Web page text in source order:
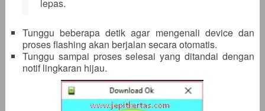
lepas.
Tunggu beberapa detik agar mengenali device dan
proses flashing akan berjalan secara otomatis.
Tunggu sampai proses selesai yang ditandai dengan
notif lingkaran hijau.